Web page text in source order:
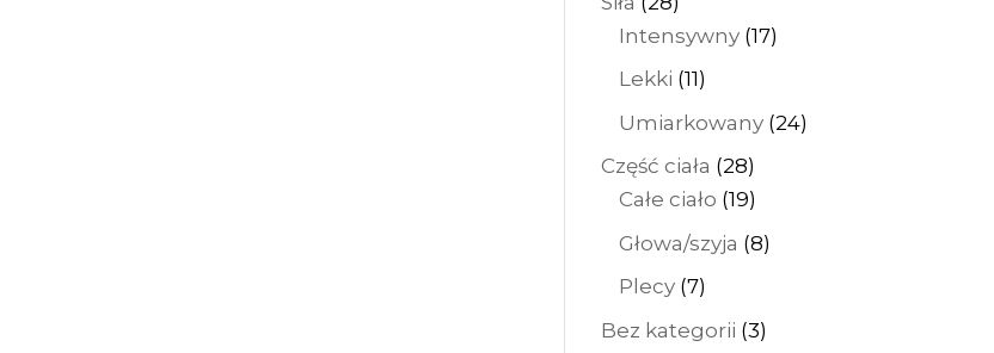
produktów
Intensywny 1717
Lekki 1111
produktów
Umiarkowany 2424
Część ciała 2828
produktów
Całe ciało 1919
produktów
Głowa/szyja 88
Plecy 77
produktów
Bez kategorii 33